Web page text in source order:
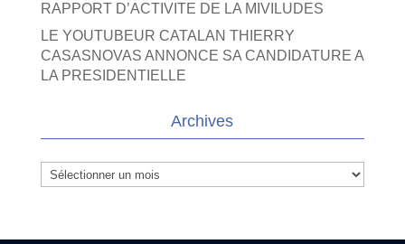
RAPPORT D’ACTIVITE DE LA MIVILUDES
LE YOUTUBEUR CATALAN THIERRY
CASASNOVAS ANNONCE SA CANDIDATURE A
LA PRESIDENTIELLE
Archives
Archives